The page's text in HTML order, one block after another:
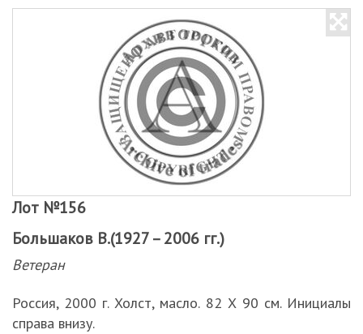
Лот №156
Большаков В.(1927 – 2006 гг.)
Ветеран
Россия, 2000 г. Холст, масло. 82 Х 90 см. Инициалы
справа внизу.